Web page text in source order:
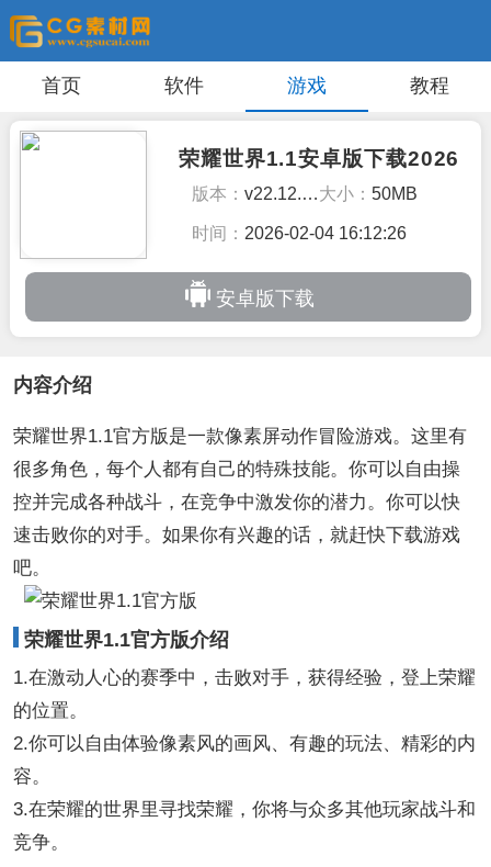
首页 软件 游戏 教程
荣耀世界1.1安卓版下载2026
版本： v22.12.202309 大小：50MB
时间： 2026-02-04 16:12:26
安卓版下载
内容介绍
荣耀世界1.1官方版是一款像素屏动作冒险游戏。这里有
很多角色，每个人都有自己的特殊技能。你可以自由操
控并完成各种战斗，在竞争中激发你的潜力。你可以快
速击败你的对手。如果你有兴趣的话，就赶快下载游戏
吧。
荣耀世界1.1官方版介绍
1.在激动人心的赛季中，击败对手，获得经验，登上荣耀
的位置。
2.你可以自由体验像素风的画风、有趣的玩法、精彩的内
容。
3.在荣耀的世界里寻找荣耀，你将与众多其他玩家战斗和
竞争。